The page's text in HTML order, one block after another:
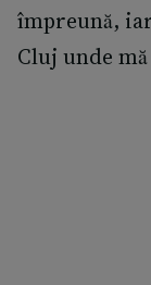
împreună,
Cluj unde